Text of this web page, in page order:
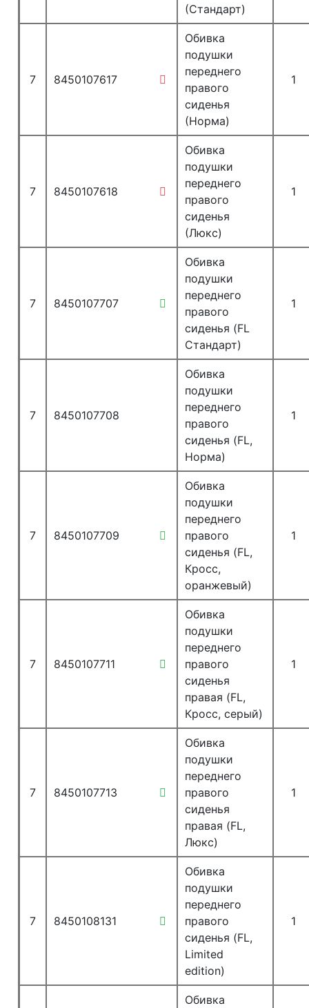
(Стандарт)
7 8450107617
Обивка
подушки
переднего
правого
сиденья
(Норма)
1
7 8450107618
Обивка
подушки
переднего
правого
сиденья
(Люкс)
1
7 8450107707
Обивка
подушки
переднего
правого
сиденья (FL
Стандарт)
1
7 8450107708
Обивка
подушки
переднего
правого
сиденья (FL,
Норма)
1
7 8450107709
Обивка
подушки
переднего
правого
сиденья (FL,
Кросс,
оранжевый)
1
7 8450107711
Обивка
подушки
переднего
правого
сиденья
правая (FL,
Кросс, серый)
1
7 8450107713
Обивка
подушки
переднего
правого
сиденья
правая (FL,
Люкс)
1
7 8450108131
Обивка
подушки
переднего
правого
сиденья (FL,
Limited
edition)
1
Обивка